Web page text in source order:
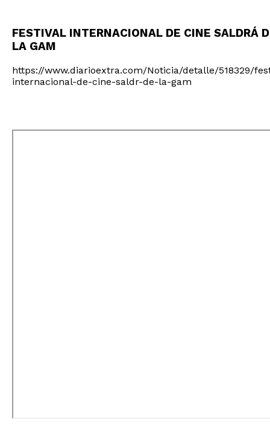
FESTIVAL INTERNACIONAL DE CINE SALDRÁ
LA GAM
https://www.diarioextra.com/Noticia/detalle/518329/
internacional-de-cine-saldr-de-la-gam